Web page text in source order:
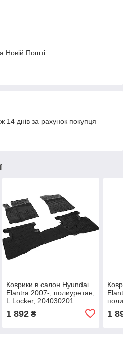
Новій Пошті
14 днів за рахунок покупця
Коврики в салон Hyundai
Elantra 2007-, полиуретан,
L.Locker, 204030201
1 892₴ 1